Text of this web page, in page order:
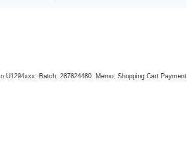
U1294xxx. Batch: 287824480. Memo: Shopping Cart Payment.